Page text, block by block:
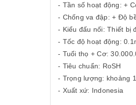
- Tần số hoạt động: +
- Chống va đập: + Độ
- Kiểu đấu nối: Thiết bị
- Tốc độ hoạt động:
- Tuổi thọ + Cơ:
- Tiêu chuẩn: RoSH
- Trọng lượng: khoảng
- Xuất xứ: Indonesia